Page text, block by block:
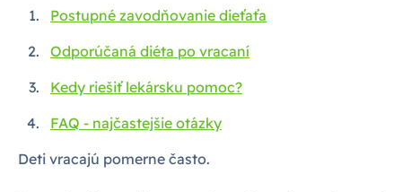
Postupné zavodňovanie dieťaťa
Odporúčaná diéta po vracaní
Kedy riešiť lekársku pomoc?
FAQ - najčastejšie otázky
Deti vracajú pomerne často.